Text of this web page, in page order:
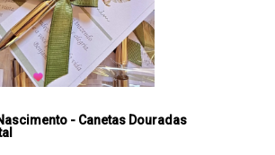
- Canetas Douradas